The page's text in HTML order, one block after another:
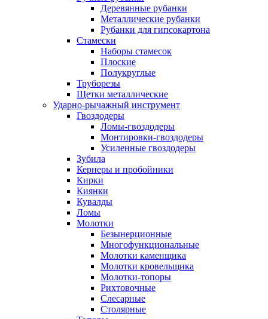
Деревянные рубанки
Металлические рубанки
Рубанки для гипсокартона
Стамески
Наборы стамесок
Плоские
Полукруглые
Труборезы
Щетки металлические
Ударно-рычажный инструмент
Гвоздодеры
Ломы-гвоздодеры
Монтировки-гвоздодеры
Усиленные гвоздодеры
Зубила
Кернеры и пробойники
Кирки
Киянки
Кувалды
Ломы
Молотки
Безынерционные
Многофункциональные
Молотки каменщика
Молотки кровельщика
Молотки-топоры
Рихтовочные
Слесарные
Столярные